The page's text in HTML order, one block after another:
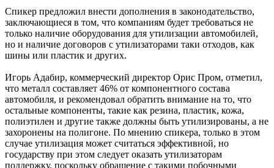
Спикер предложил внести дополнения в законодательство,
заключающиеся в том, что компаниям будет требоваться не
только наличие оборудования для утилизации автомобилей,
но и наличие договоров с утилизаторами таки отходов, как
шины или пластик и других.
Игорь Адабир, коммерческий директор Орис Пром, отметил,
что металл составляет 46% от компонентного состава
автомобиля, и рекомендовал обратить внимание на то, что
остальные компоненты, такие как резина, пластик, кожа,
полиэтилен и другие также должны быть утилизированы, а не
захоронены на полигоне. По мнению спикера, только в этом
случае утилизация может считаться эффективной, но
государству при этом следует оказать утилизаторам
поддержку, поскольку обращение с такими побочными